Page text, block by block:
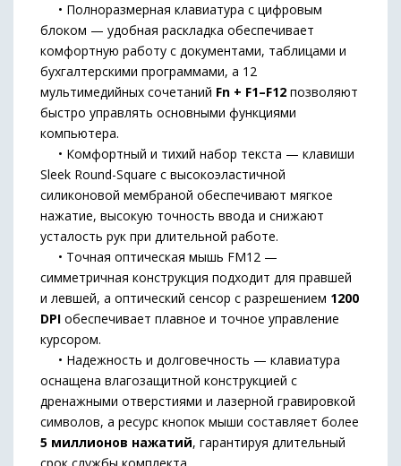
• Полноразмерная клавиатура с цифровым
блоком — удобная раскладка обеспечивает
комфортную работу с документами, таблицами и
бухгалтерскими программами, а 12
мультимедийных сочетаний Fn + F1–F12 позволяют
быстро управлять основными функциями
компьютера.
• Комфортный и тихий набор текста — клавиши
Sleek Round-Square с высокоэластичной
силиконовой мембраной обеспечивают мягкое
нажатие, высокую точность ввода и снижают
усталость рук при длительной работе.
• Точная оптическая мышь FM12 —
симметричная конструкция подходит для правшей
и левшей, а оптический сенсор с разрешением 1200
DPI обеспечивает плавное и точное управление
курсором.
• Надежность и долговечность — клавиатура
оснащена влагозащитной конструкцией с
дренажными отверстиями и лазерной гравировкой
символов, а ресурс кнопок мыши составляет более
5 миллионов нажатий, гарантируя длительный